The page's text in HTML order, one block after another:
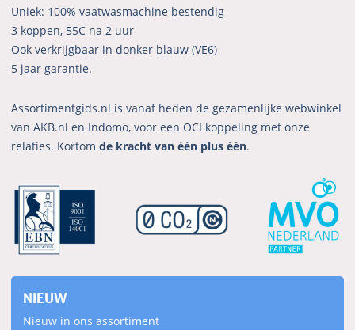
Uniek: 100% vaatwasmachine bestendig
3 koppen, 55C na 2 uur
Ook verkrijgbaar in donker blauw (VE6)
5 jaar garantie.
Assortimentgids.nl is vanaf heden de gezamenlijke webwinkel
van AKB.nl en Indomo, voor een OCI koppeling met onze
relaties. Kortomde kracht van één plus één.
NIEUW
Nieuw in ons assortiment